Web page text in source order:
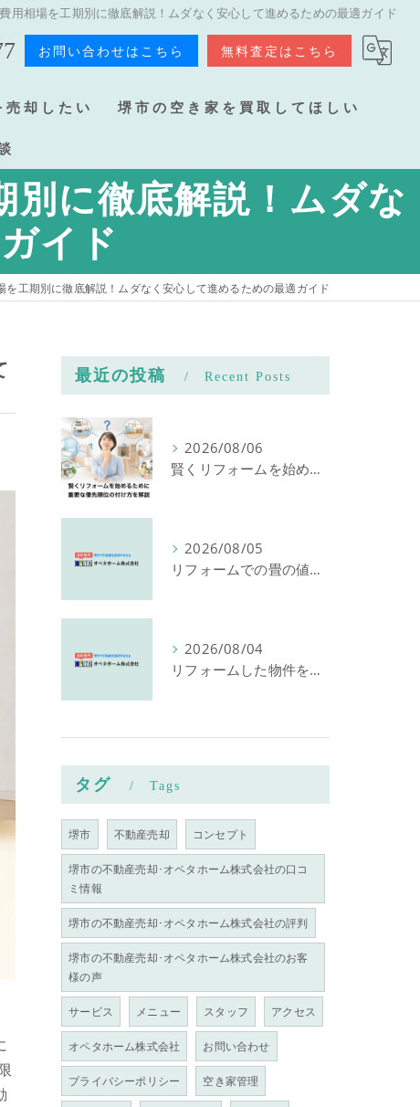
用相場を工期別に徹底解説！ムダなく安心して進めるための最適ガイド
お問い合わせはこちら 無料査定はこちら
却したい 堺市の空き家を買取してほしい
別に徹底解説！ムダな
イド
を工期別に徹底解説！ムダなく安心して進めるための最適ガイド
最近の投稿 Recent Posts
2026/08/06
賢くリフォームを始めるために重要な優先順位の付け方を解説
2026/08/05
リフォームでの畳の値段に後悔しない！6畳相場と床下トラブルを防ぐプロの張替え術
2026/08/04
リフォームした物件を賃貸する罠！減価償却の盲点と賢い改修計画
タグ Tags
堺市 不動産売却 コンセプト
堺市の不動産売却･オペタホーム株式会社の口コ
ミ情報
堺市の不動産売却･オペタホーム株式会社の評判
堺市の不動産売却･オペタホーム株式会社のお客
様の声
サービス メニュー スタッフ アクセス
オペタホーム株式会社 お問い合わせ
プライバシーポリシー 空き家管理